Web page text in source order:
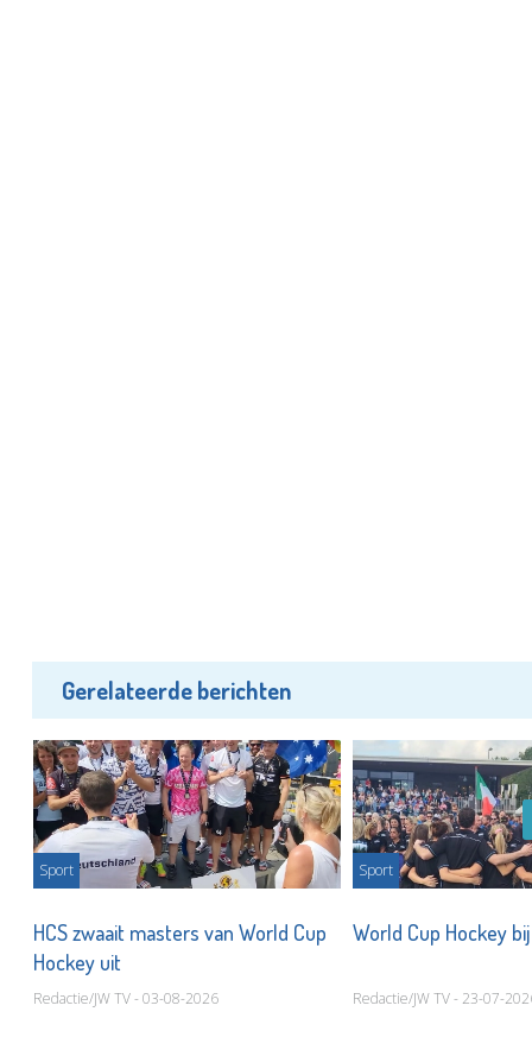
Gerelateerde berichten
Sport
HCS zwaait masters van World Cup
Hockey uit
Redactie/JW TV - 03-08-2026
Sport
World Cup Hockey
Redactie/JW TV - 23-07-